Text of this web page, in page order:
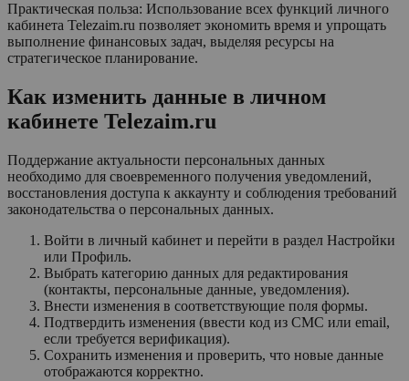
Практическая польза: Использование всех функций личного
кабинета Telezaim.ru позволяет экономить время и упрощать
выполнение финансовых задач, выделяя ресурсы на
стратегическое планирование.
Как изменить данные в личном
кабинете Telezaim.ru
Поддержание актуальности персональных данных
необходимо для своевременного получения уведомлений,
восстановления доступа к аккаунту и соблюдения требований
законодательства о персональных данных.
Войти в личный кабинет и перейти в раздел Настройки
или Профиль.
Выбрать категорию данных для редактирования
(контакты, персональные данные, уведомления).
Внести изменения в соответствующие поля формы.
Подтвердить изменения (ввести код из СМС или email,
если требуется верификация).
Сохранить изменения и проверить, что новые данные
отображаются корректно.